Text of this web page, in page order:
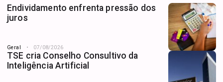
Endividamento enfrenta pressão dos
juros
Geral 07/08/2026
TSE cria Conselho Consultivo da
Inteligência Artificial